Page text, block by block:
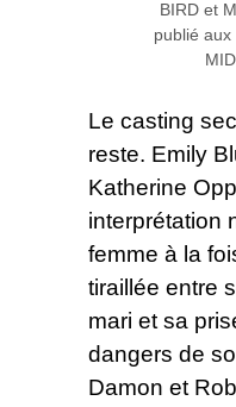
BIRD et
publié aux
Le casting
reste. Emily
Katherine
interprétation
femme à la
tiraillée entre
mari et sa
dangers de
Damon et